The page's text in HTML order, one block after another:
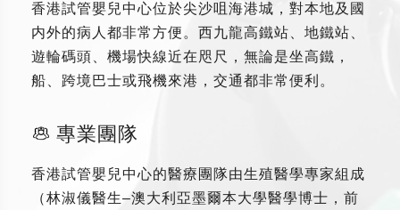
香港試管嬰兒中心位於尖沙咀海港城，對本地及國
内外的病人都非常方便。西九龍高鐵站、地鐵站、
遊輪碼頭、機場快線近在咫尺，無論是坐高鐵，
船、跨境巴士或飛機來港，交通都非常便利。
專業團隊
香港試管嬰兒中心的醫療團隊由生殖醫學專家組成
（林淑儀醫生–澳大利亞墨爾本大學醫學博士，前